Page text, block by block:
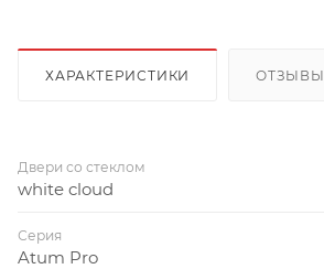
ХАРАКТЕРИСТИКИ ОТЗЫВЫ
Двери со стеклом
white cloud
Серия
Atum Pro